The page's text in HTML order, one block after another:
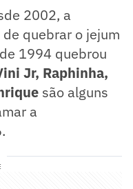
2002, a
quebrar o jejum
1994 quebrou
Jr, Raphinha,
são alguns
a